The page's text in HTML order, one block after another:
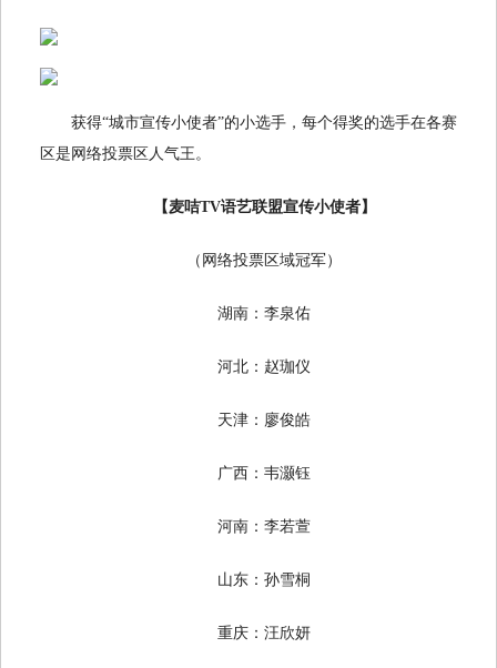
获得“城市宣传小使者”的小选手，每个得奖的选手在各赛
区是网络投票区人气王。
【麦咭TV语艺联盟宣传小使者】
（网络投票区域冠军）
湖南：李泉佑
河北：赵珈仪
天津：廖俊皓
广西：韦灏钰
河南：李若萱
山东：孙雪桐
重庆：汪欣妍